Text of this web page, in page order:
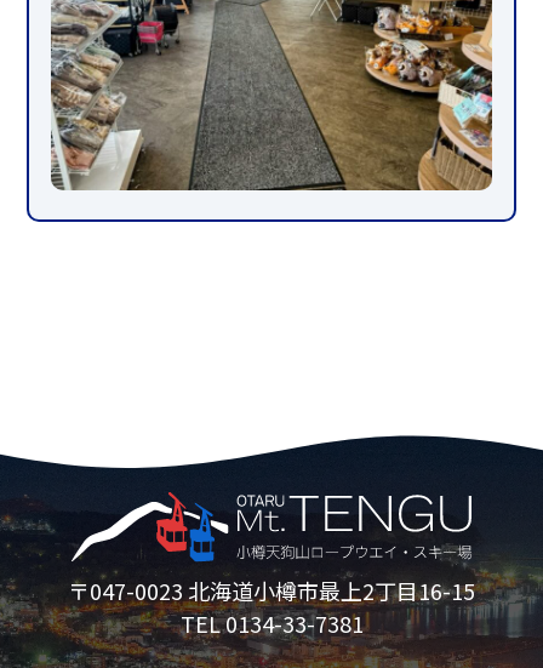
〒047-0023 北海道小樽市最上2丁目16-15
TEL 0134-33-7381